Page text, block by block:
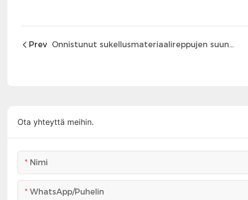
Prev Onnistunut sukellusmateriaalireppujen suunnittelu 2025 Aasian talviolympialaisiin
Ota yhteyttä meihin.
Nimi
WhatsApp/puhelin